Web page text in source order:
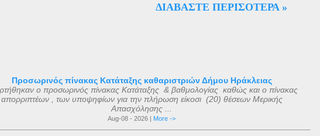
ανάκτορα, μέσα στον ναό αφιερωμένο ...
του Αγίου Μάριου, έγινε μετά από όραμα ενός πεντάχρονου
με εισφορές από την κηδεία της αείμνηστης Μαρίας Σπύρου
άλλες εισφορές. Ο ακριβής αριθμός των μελών της
βάση τις διαθέσιμες πηγές, δεν μπορεί να καθοριστεί ακριβώς
σήμερα. Ο αριθμός που επικράτησε από μεταγενέστερες πηγές
ΔΙΑΒΆΣΤΕ ΠΕΡΙΣΌΤΕΡΑ »
Προσωρινός πίνακας Κατάταξης καθαριστριών Δήμου Ηράκλειας
ο προσωρινός πίνακας Κατάταξης & βαθμολογίας καθώς και ο πίνακας
απορριπτέων , των υποψηφίων για την πλήρωση είκοσι (20) θέσεων Μερικής
Απασχόλησης ...
Aug-08 - 2026 | More ->